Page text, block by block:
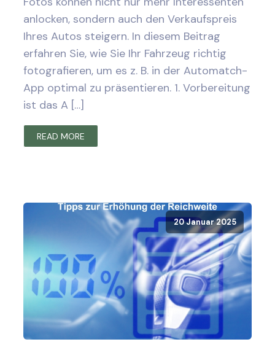
anlocken, sondern auch den Verkaufspreis
Ihres Autos steigern. In diesem Beitrag
erfahren Sie, wie Sie Ihr Fahrzeug richtig
fotografieren, um es z. B. in der Automatch-
App optimal zu präsentieren. 1. Vorbereitung
ist das A […]
READ MORE
20 Januar 2025